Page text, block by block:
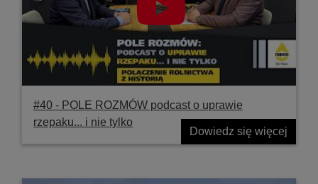
#40 ‐ POLE ROZMÓW podcast o uprawie
rzepaku... i nie tylko
Dowiedz się więcej